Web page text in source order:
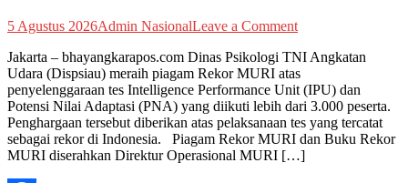
5 Agustus 2026Admin NasionalLeave a Commenton
Raih
Rekor
MURI
atas
Penyelenggaraan
Tes
IPU
Jakarta – bhayangkarapos.com Dinas Psikologi TNI Angkatan
Udara (Dispsiau) meraih piagam Rekor MURI atas
penyelenggaraan tes Intelligence Performance Unit (IPU) dan
Potensi Nilai Adaptasi (PNA) yang diikuti lebih dari 3.000 peserta.
Penghargaan tersebut diberikan atas pelaksanaan tes yang tercatat
sebagai rekor di Indonesia. Piagam Rekor MURI dan Buku Rekor
MURI diserahkan Direktur Operasional MURI […]